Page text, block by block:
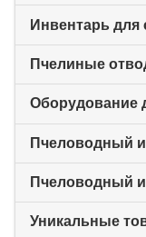
Инвентарь
Оборудование
Пчеловодный
Уникальные